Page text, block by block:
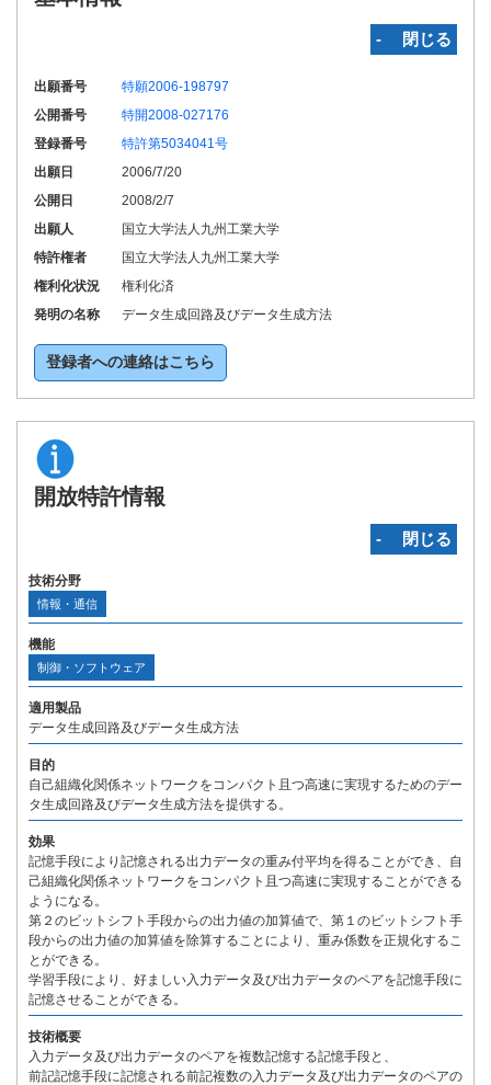
‐ 閉じる
出願番号
特願2006-198797
公開番号
特開2008-027176
登録番号
特許第5034041号
出願日
2006/7/20
公開日
2008/2/7
出願人
国立大学法人九州工業大学
特許権者
国立大学法人九州工業大学
権利化状況
権利化済
発明の名称
データ生成回路及びデータ生成方法
登録者への連絡はこちら
開放特許情報
‐ 閉じる
技術分野
情報・通信
機能
制御・ソフトウェア
適用製品
データ生成回路及びデータ生成方法
目的
自己組織化関係ネットワークをコンパクト且つ高速に実現するためのデー
タ生成回路及びデータ生成方法を提供する。
効果
記憶手段により記憶される出力データの重み付平均を得ることができ、自
己組織化関係ネットワークをコンパクト且つ高速に実現することができる
ようになる。
第２のビットシフト手段からの出力値の加算値で、第１のビットシフト手
段からの出力値の加算値を除算することにより、重み係数を正規化するこ
とができる。
学習手段により、好ましい入力データ及び出力データのペアを記憶手段に
記憶させることができる。
技術概要
入力データ及び出力データのペアを複数記憶する記憶手段と、
前記記憶手段に記憶される前記複数の入力データ及び出力データのペアの